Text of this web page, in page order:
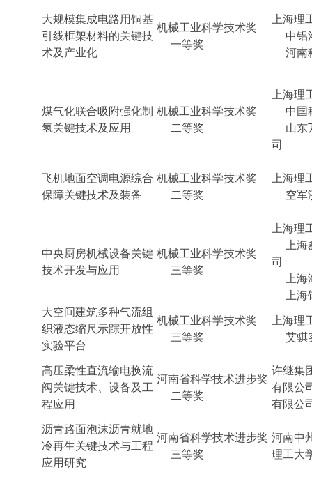
大规模集成电路用铜基
引线框架材料的关键技
术及产业化
机械工业科学技术奖
一等奖
上海理
中铝
河南
煤气化联合吸附强化制
氢关键技术及应用
机械工业科学技术奖
二等奖
上海理
中国
山东
司
飞机地面空调电源综合
保障关键技术及装备
机械工业科学技术奖
二等奖
上海理
空军
中央厨房机械设备关键
技术开发与应用
机械工业科学技术奖
三等奖
上海理
上海
司
上海
上海
大空间建筑多种气流组
织液态缩尺示踪开放性
实验平台
机械工业科学技术奖
三等奖
上海理
艾骐
高压柔性直流输电换流
阀关键技术、设备及工
程应用
河南省科学技术进步奖
二等奖
许继集
有限公
有限公
沥青路面泡沫沥青就地
冷再生关键技术与工程
应用研究
河南省科学技术进步奖
三等奖
河南中
理工大